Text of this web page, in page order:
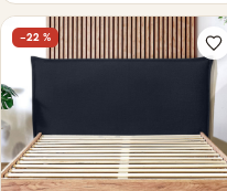
−22 %